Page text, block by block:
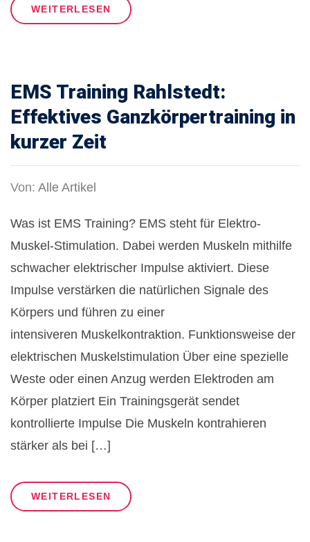
WEITERLESEN
EMS Training Rahlstedt:
Effektives Ganzkörpertraining in
kurzer Zeit
Von: Alle Artikel
Was ist EMS Training? EMS steht für Elektro-
Muskel-Stimulation. Dabei werden Muskeln mithilfe
schwacher elektrischer Impulse aktiviert. Diese
Impulse verstärken die natürlichen Signale des
Körpers und führen zu einer
intensiveren Muskelkontraktion. Funktionsweise der
elektrischen Muskelstimulation Über eine spezielle
Weste oder einen Anzug werden Elektroden am
Körper platziert Ein Trainingsgerät sendet
kontrollierte Impulse Die Muskeln kontrahieren
stärker als bei […]
WEITERLESEN